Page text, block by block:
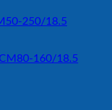
250/18.5